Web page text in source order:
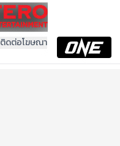
ติดต่อโฆษณา